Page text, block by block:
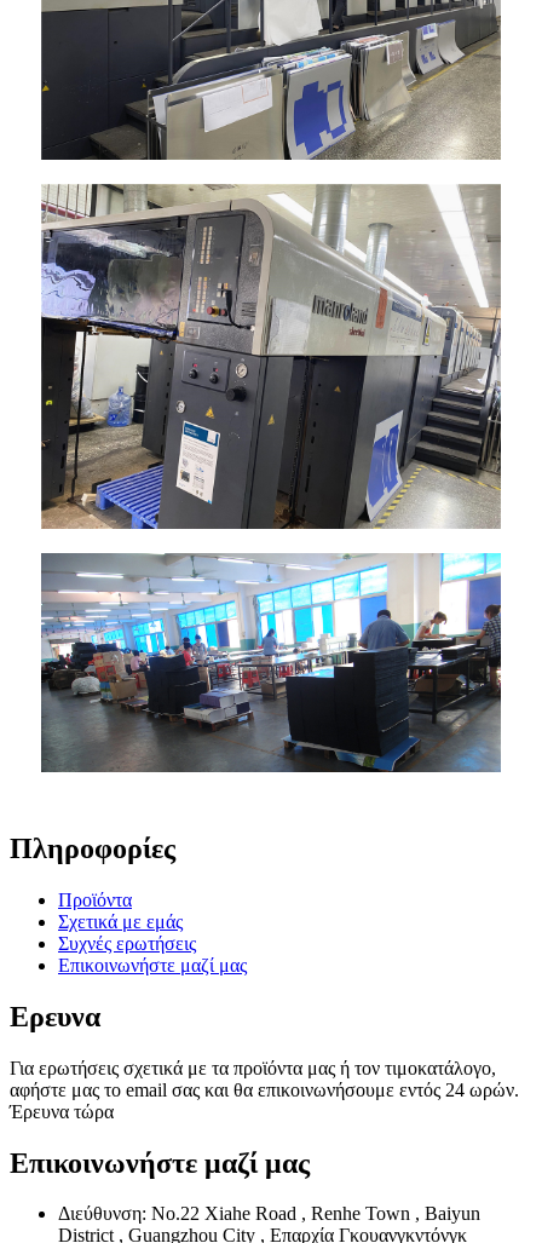
Πληροφορίες
Προϊόντα
Σχετικά με εμάς
Συχνές ερωτήσεις
Επικοινωνήστε μαζί μας
Ερευνα
Για ερωτήσεις σχετικά με τα προϊόντα μας ή τον τιμοκατάλογο,
αφήστε μας το email σας και θα επικοινωνήσουμε εντός 24 ωρών.
Έρευνα τώρα
Επικοινωνήστε μαζί μας
Διεύθυνση: No.22 Xiahe Road , Renhe Town , Baiyun
District , Guangzhou City , Επαρχία Γκουανγκντόνγκ